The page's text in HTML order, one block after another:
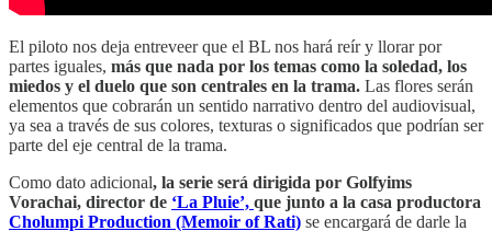
El piloto nos deja entreveer que el BL nos hará reír y llorar por
partes iguales, más que nada por los temas como la soledad, los
miedos y el duelo que son centrales en la trama. Las flores serán
elementos que cobrarán un sentido narrativo dentro del audiovisual,
ya sea a través de sus colores, texturas o significados que podrían ser
parte del eje central de la trama.
Como dato adicional, la serie será dirigida por Golfyims
Vorachai, director de ‘La Pluie’, que junto a la casa productora
Cholumpi Production (Memoir of Rati) se encargará de darle la